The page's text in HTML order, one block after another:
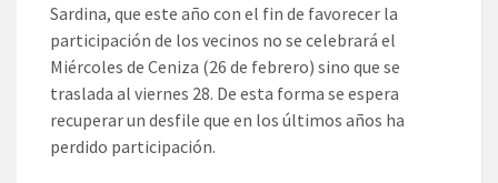
Sardina, que este año con el fin de favorecer la
participación de los vecinos no se celebrará el
Miércoles de Ceniza (26 de febrero) sino que se
traslada al viernes 28. De esta forma se espera
recuperar un desfile que en los últimos años ha
perdido participación.